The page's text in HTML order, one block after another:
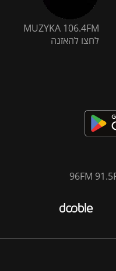
MUZYKA 106.4FM
לחצו להאזנה